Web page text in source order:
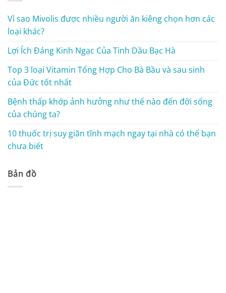
Vì sao Mivolis được nhiều người ăn kiêng chọn hơn các
loại khác?
Lợi Ích Đáng Kinh Ngạc Của Tinh Dầu Bạc Hà
Top 3 loại Vitamin Tổng Hợp Cho Bà Bầu và sau sinh
của Đức tốt nhất
Bệnh thấp khớp ảnh hưởng như thế nào đến đời sống
của chúng ta?
10 thuốc trị suy giãn tĩnh mạch ngay tại nhà có thể bạn
chưa biết
Bản đồ